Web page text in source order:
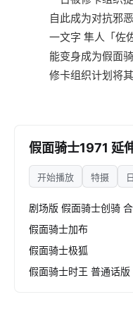
自此成为对抗邪恶
一文字 隼人「佐
能变身成为假面骑
修卡组织计划将其
假面骑士1971 延
开始播放 特摄
剧场版 假面骑士创骑
假面骑士加布
假面骑士极狐
假面骑士时王 普通话版